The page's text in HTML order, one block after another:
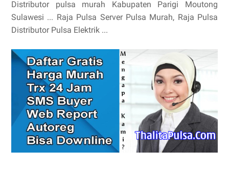
Distributor pulsa murah Kabupaten Parigi Moutong
Sulawesi ... Raja Pulsa Server Pulsa Murah, Raja Pulsa
Distributor Pulsa Elektrik ...